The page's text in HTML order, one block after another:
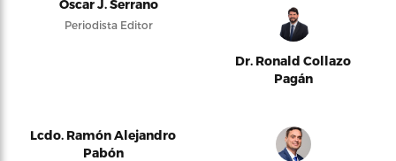
Oscar J. Serrano
Periodista Editor
Dr. Ronald Collazo
Pagán
Lcdo. Ramón Alejandro
Pabón